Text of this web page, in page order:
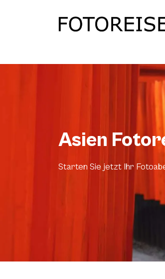
Asien
Starten Sie jetzt Ihr